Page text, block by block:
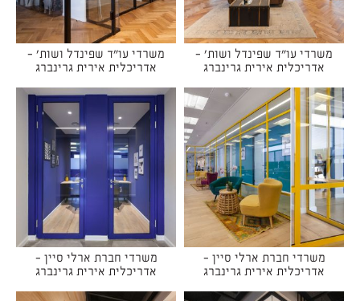
משרדי עו"ד שפינדל ושות' -
אדריכלית אירית גרינברג
משרדי עו"ד שפינדל ושות' -
אדריכלית אירית גרינברג
משרדי חברת ארלי סיין -
אדריכלית אירית גרינברג
משרדי חברת ארלי סיין -
אדריכלית אירית גרינברג